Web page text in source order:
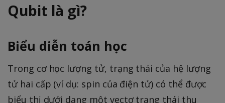
Qubit là gì?
Biểu diễn toán học
Trong cơ học lượng tử, trạng thái của hệ lượng
tử hai cấp (ví dụ: spin của điện tử) có thể được
biểu thị dưới dạng một vectơ trạng thái thu